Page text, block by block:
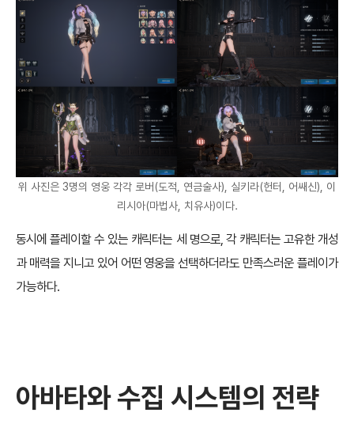
위 사진은 3명의 영웅 각각 로버(도적, 연금술사), 실키라(헌터, 어쌔신), 이
리시아(마법사, 치유사)이다.
동시에 플레이할 수 있는 캐릭터는 세 명으로, 각 캐릭터는 고유한 개성
과 매력을 지니고 있어 어떤 영웅을 선택하더라도 만족스러운 플레이가
가능하다.
아바타와 수집 시스템의 전략